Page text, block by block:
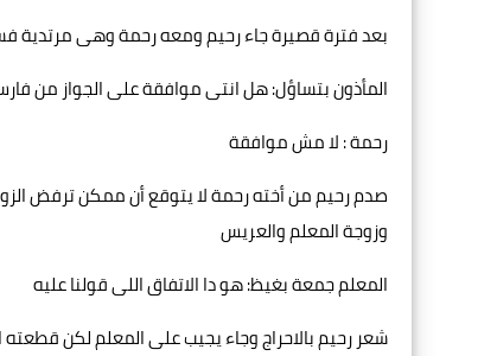
بعد فترة قصيرة جاء رحيم ومعه رحمة وهى مرتدية
المأذون بتساؤل: هل انتى موافقة على الجواز من
رحمة : لا مش موافقة
صدم رحيم من أخته رحمة لا يتوقع أن ممكن ترفض
وزوجة المعلم والعريس
المعلم جمعة بغيظ: هو دا الاتفاق اللى قولنا عليه
شعر رحيم بالاحراج وجاء يجيب على المعلم لكن